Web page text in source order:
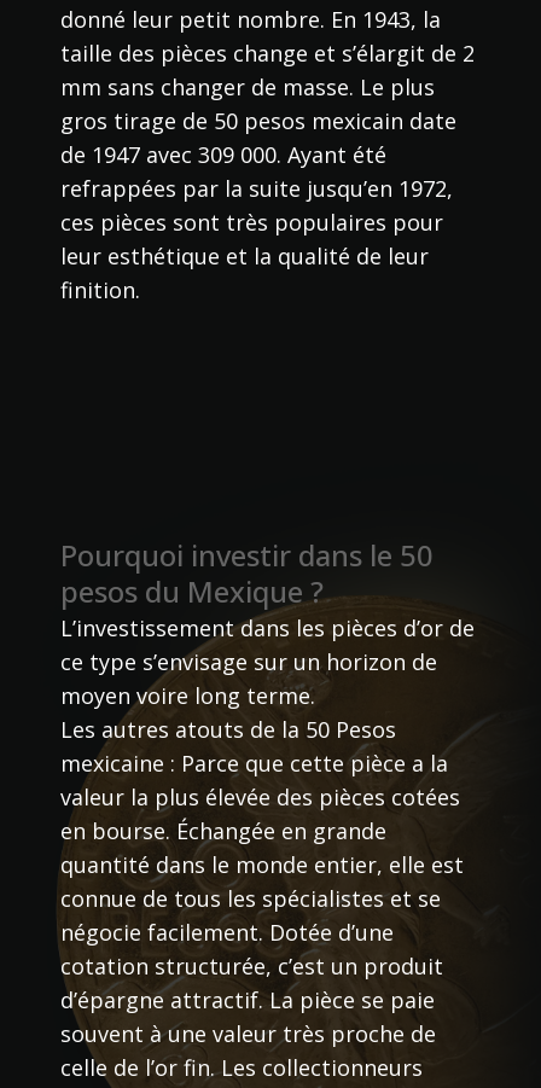
donné leur petit nombre. En 1943, la
taille des pièces change et s’élargit de 2
mm sans changer de masse. Le plus
gros tirage de 50 pesos mexicain date
de 1947 avec 309 000. Ayant été
refrappées par la suite jusqu’en 1972,
ces pièces sont très populaires pour
leur esthétique et la qualité de leur
finition.
Pourquoi investir dans le 50
pesos du Mexique ?
L’investissement dans les pièces d’or de
ce type s’envisage sur un horizon de
moyen voire long terme.
Les autres atouts de la 50 Pesos
mexicaine : Parce que cette pièce a la
valeur la plus élevée des pièces cotées
en bourse. Échangée en grande
quantité dans le monde entier, elle est
connue de tous les spécialistes et se
négocie facilement. Dotée d’une
cotation structurée, c’est un produit
d’épargne attractif. La pièce se paie
souvent à une valeur très proche de
celle de l’or fin. Les collectionneurs